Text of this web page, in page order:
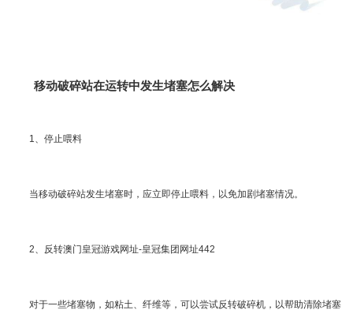
移动破碎站在运转中发生堵塞怎么解决
1、停止喂料
当移动破碎站发生堵塞时，应立即停止喂料，以免加剧堵塞情况。
2、反转澳门皇冠游戏网址-皇冠集团网址442
对于一些堵塞物，如粘土、纤维等，可以尝试反转破碎机，以帮助清除堵塞